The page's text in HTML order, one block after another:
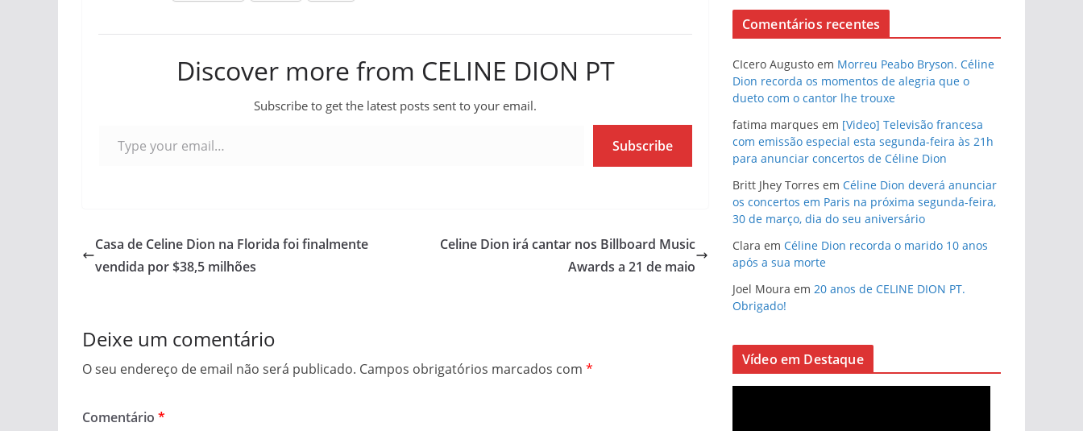
Discover more from CELINE DION PT
Subscribe to get the latest posts sent to your email.
Subscribe
Casa de Celine Dion na Florida foi finalmente
vendida por $38,5 milhões
Celine Dion irá cantar nos Billboard Music
Awards a 21 de maio
Deixe um comentário
O seu endereço de email não será publicado. Campos obrigatórios marcados com *
Comentário *
Comentários recentes
CIcero Augusto em Morreu Peabo Bryson. Céline
Dion recorda os momentos de alegria que o
dueto com o cantor lhe trouxe
fatima marques em [Video] Televisão francesa
com emissão especial esta segunda-feira às 21h
para anunciar concertos de Céline Dion
Britt Jhey Torres em Céline Dion deverá anunciar
os concertos em Paris na próxima segunda-feira,
30 de março, dia do seu aniversário
Clara em Céline Dion recorda o marido 10 anos
após a sua morte
Joel Moura em 20 anos de CELINE DION PT.
Obrigado!
Vídeo em Destaque